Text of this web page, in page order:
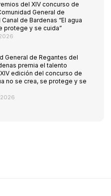
del XIV concurso de
General de
de Bardenas “El agua
protege y se cuida”
General de Regantes del
premia el talento
edición del concurso de
no se crea, se protege y se